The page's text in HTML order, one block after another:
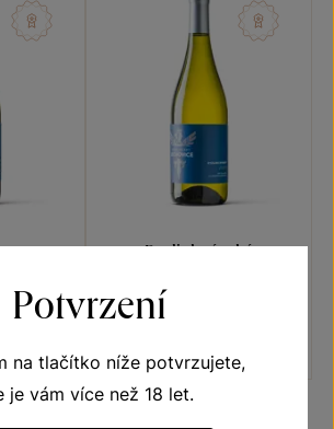
2021
Ryzlink rýnský
pozdní sběr 2021
220 Kč
Potvrzení
na tlačítko níže potvrzujete,
je vám více než 18 let.